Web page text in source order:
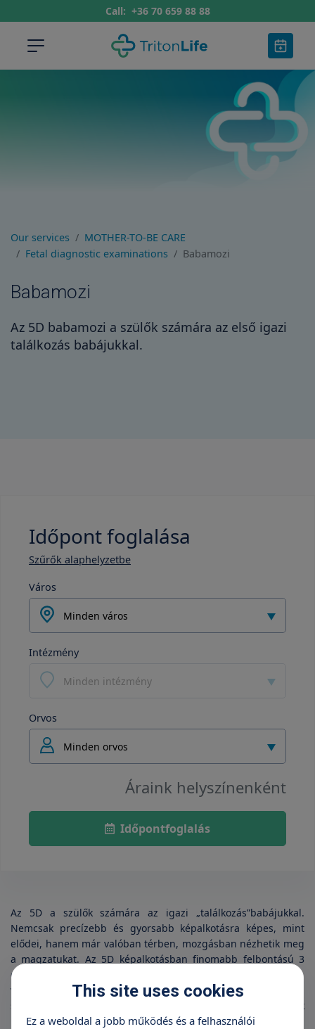
Call: +36 70 659 88 88
Our services
MOTHER-TO-BE CARE
Fetal diagnostic examinations
Babamozi
Babamozi
Az 5D babamozi a szülők számára az első igazi
találkozás babájukkal.
Időpont foglalása
Szűrők alaphelyzetbe
Város
Minden város
Intézmény
Minden intézmény
Orvos
Minden orvos
Áraink helyszínenként
Időpontfoglalás
Az 5D a szülők számára az igazi „találkozás”babájukkal.
Nemcsak precízebb és gyorsabb képalkotásra képes, mint
elődei, hanem már valóban térben, mozgásban nézhetik meg
a magzatukat. Az 5D képalkotásban finomabb felbontású 3
dimenziós képek készíthetők, realisztikus színvilágban,
változtatható virtuális fénybeesési szöggel. Orvosi
szempontból minden eddiginél pontosabban tudjuk
megítélni a magzat fejlődését, a terhesgondozás során még
This site uses cookies
Ez a weboldal a jobb működés és a felhasználói